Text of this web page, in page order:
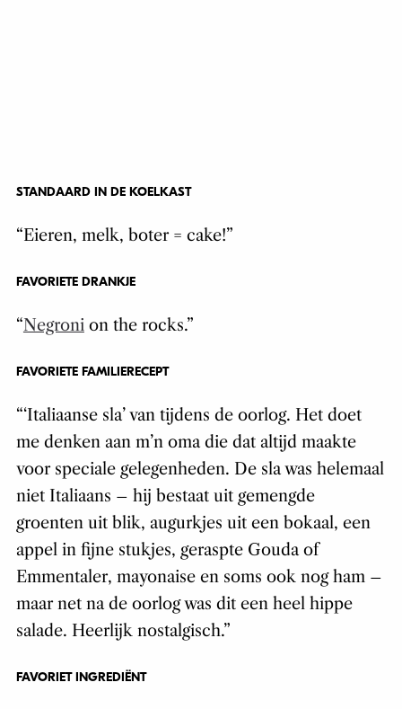
STANDAARD IN DE KOELKAST
“Eieren, melk, boter = cake!”
FAVORIETE DRANKJE
“Negronion the rocks.”
FAVORIETE FAMILIERECEPT
“‘Italiaanse sla’ van tijdens de oorlog. Het doet
me denken aan m’n oma die dat altijd maakte
voor speciale gelegenheden. De sla was helemaal
niet Italiaans – hij bestaat uit gemengde
groenten uit blik, augurkjes uit een bokaal, een
appel in fijne stukjes, geraspte Gouda of
Emmentaler, mayonaise en soms ook nog ham –
maar net na de oorlog was dit een heel hippe
salade. Heerlijk nostalgisch.”
FAVORIET INGREDIËNT